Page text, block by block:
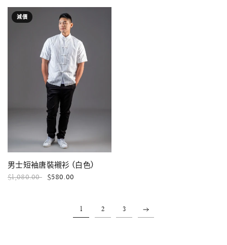
減價
快速瀏覽
男士短袖唐裝襯衫 (白色)
$1,080.00 $580.00
1 2 3